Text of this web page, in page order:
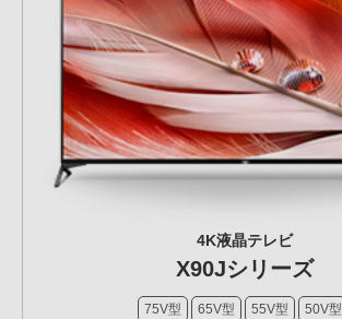
4K液晶テレビ
X90Jシリーズ
75V型 65V型 55V型 50V型